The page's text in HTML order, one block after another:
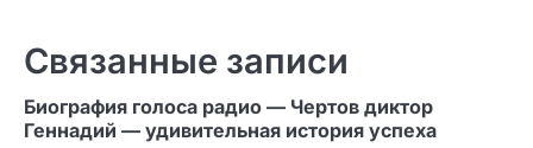
Связанные записи
Биография голоса радио — Чертов диктор
Геннадий — удивительная история успеха